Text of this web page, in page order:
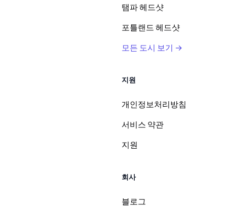
탬파 헤드샷
포틀랜드 헤드샷
모든 도시 보기 →
지원
개인정보처리방침
서비스 약관
지원
회사
블로그